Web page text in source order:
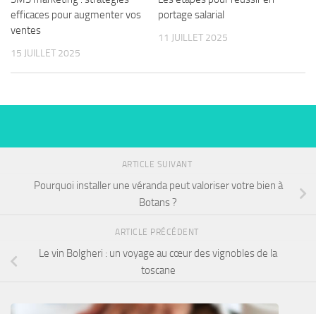
efficaces pour augmenter vos
ventes
15 JUILLET 2025
portage salarial
11 JUILLET 2025
ARTICLE SUIVANT
Pourquoi installer une véranda peut valoriser votre bien à
Botans ?
ARTICLE PRÉCÉDENT
Le vin Bolgheri : un voyage au cœur des vignobles de la
toscane